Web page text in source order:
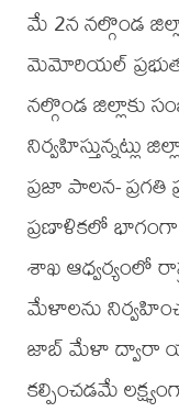
మే 2న నల్గొండ
మెమోరియల్
నల్గొండ జిల్లాకు
నిర్వహిస్తున్నట్లు
ప్రజా పాలన-
ప్రణాళికలో భాగంగా
శాఖ ఆధ్వర్యంలో
మేళాలను
జాబ్ మేళా ద్వారా
కల్పించడమే